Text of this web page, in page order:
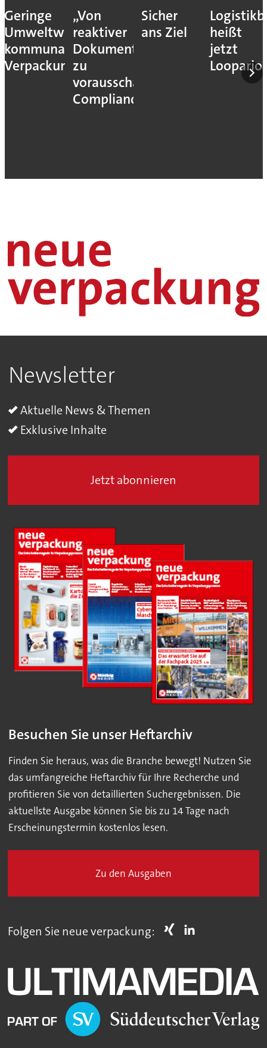
Geringe
Umweltwirkung
kommunaler
Verpackungssteuern
„Von
reaktiver
Dokumentation
zu
vorausschauender
Compliance“
Sicher
ans Ziel
heißt
jetzt
Loopario
Newsletter
Aktuelle News & Themen
Exklusive Inhalte
Jetzt abonnieren
Besuchen Sie unser Heftarchiv
Finden Sie heraus, was die Branche bewegt! Nutzen Sie
das umfangreiche Heftarchiv für Ihre Recherche und
profitieren Sie von detaillierten Suchergebnissen. Die
aktuellste Ausgabe können Sie bis zu 14 Tage nach
Erscheinungstermin kostenlos lesen.
Zu den Ausgaben
Folgen Sie neue verpackung: